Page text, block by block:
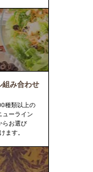
組み合わせ
種類以上の
ューライン
らお選び
ます。